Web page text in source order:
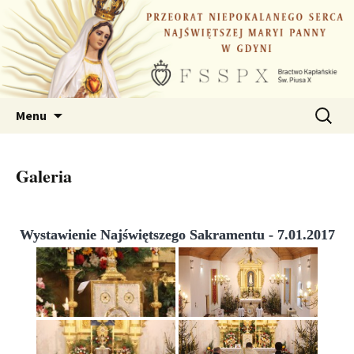
Przejdź
do
treści
Menu Szukaj:
Galeria
Wystawienie Najświętszego Sakramentu - 7.01.2017